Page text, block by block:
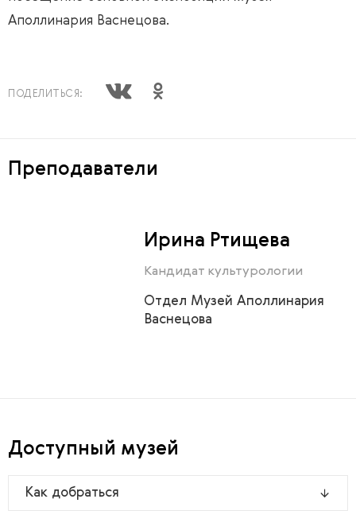
Аполлинария Васнецова.
ПОДЕЛИТЬСЯ:
Преподаватели
Ирина Ртищева
Кандидат культурологии
Отдел Музей Аполлинария
Васнецова
Доступный музей
Как добраться